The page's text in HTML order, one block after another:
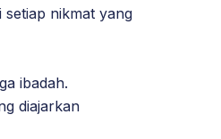
nikmat yang
ibadah.
diajarkan